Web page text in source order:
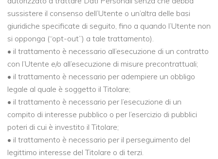
sussistere il consenso dell’Utente o un’altra delle basi
giuridiche specificate di seguito, fino a quando l’Utente non
si opponga (“opt-out”) a tale trattamento).
• il trattamento è necessario all’esecuzione di un contratto
con l’Utente e/o all’esecuzione di misure precontrattuali;
• il trattamento è necessario per adempiere un obbligo
legale al quale è soggetto il Titolare;
• il trattamento è necessario per l’esecuzione di un
compito di interesse pubblico o per l’esercizio di pubblici
poteri di cui è investito il Titolare;
• il trattamento è necessario per il perseguimento del
legittimo interesse del Titolare o di terzi.